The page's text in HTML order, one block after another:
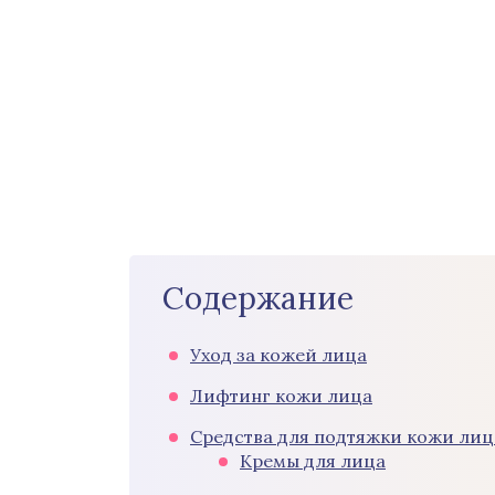
Содержание
Уход за кожей лица
Лифтинг кожи лица
Средства для подтяжки кожи
Кремы для лица